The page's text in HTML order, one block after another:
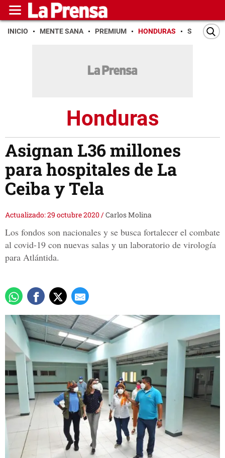
INICIO MENTE SANA PREMIUM HONDURAS SAN PEDRO
Honduras
Asignan L36 millones
para hospitales de La
Ceiba y Tela
Actualizado: 29 octubre 2020/Carlos Molina
Los fondos son nacionales y se busca fortalecer el combate
al covid-19 con nuevas salas y un laboratorio de virología
para Atlántida.